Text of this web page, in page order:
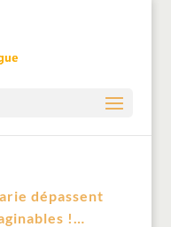
dépassent
!…